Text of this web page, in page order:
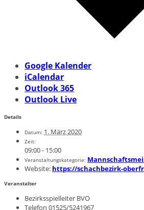
Google Kalender
iCalendar
Outlook 365
Outlook Live
Details
Datum: 1. März 2020
Zeit:
09:00 - 15:00
Veranstaltungskategorie:
Website: https://schachbezirk-
Veranstalter
Bezirksspielleiter BVO
Telefon 01525/5241967